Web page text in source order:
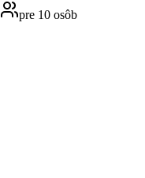
pre 10 osôb